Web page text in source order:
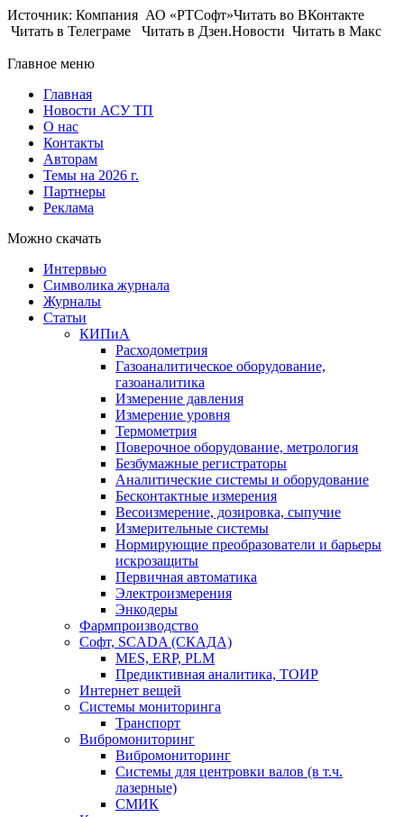
Источник: Компания АО «РТСофт»Читать во ВКонтакте
Читать в Телеграме Читать в Дзен.Новости Читать в Макс
Главное меню
Главная
Новости АСУ ТП
О нас
Контакты
Авторам
Темы на 2026 г.
Партнеры
Реклама
Можно скачать
Интервью
Символика журнала
Журналы
Статьи
КИПиА
Расходометрия
Газоаналитическое оборудование,
газоаналитика
Измерение давления
Измерение уровня
Термометрия
Поверочное оборудование, метрология
Безбумажные регистраторы
Аналитические системы и оборудование
Бесконтактные измерения
Весоизмерение, дозировка, сыпучие
Измерительные системы
Нормирующие преобразователи и барьеры
искрозащиты
Первичная автоматика
Электроизмерения
Энкодеры
Фармпроизводство
Софт, SCADA (СКАДА)
MES, ERP, PLM
Предиктивная аналитика, ТОИР
Интернет вещей
Системы мониторинга
Транспорт
Вибромониторинг
Вибромониторинг
Системы для центровки валов (в т.ч.
лазерные)
СМИК